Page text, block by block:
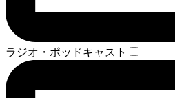
ラジオ・ポッドキャスト